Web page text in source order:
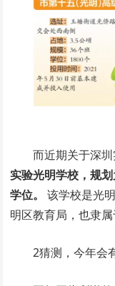
而近期关于深
实验光明学校，规
学位。该学校是光
明区教育局，也隶属
2猜测，今年会